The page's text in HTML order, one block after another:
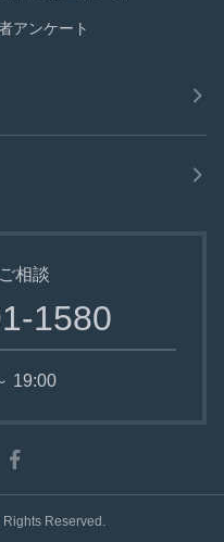
アンケート
相談
1580
19:00
Rights Reserved.